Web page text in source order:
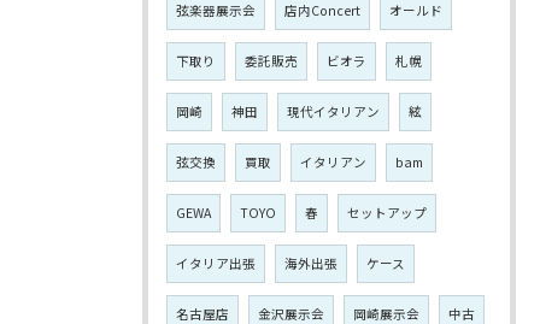
弦楽器展示会 店内Concert オールド
下取り 委託販売 ビオラ 札幌
岡崎 神田 現代イタリアン 絃
弦交換 買取 イタリアン bam
GEWA TOYO 春 セットアップ
イタリア出張 海外出張 ケース
名古屋店 金沢展示会 岡崎展示会 中古